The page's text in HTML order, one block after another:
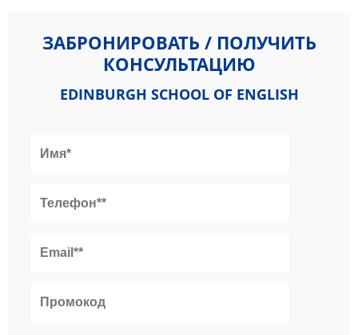
ЗАБРОНИРОВАТЬ / ПОЛУЧИТЬ
КОНСУЛЬТАЦИЮ
EDINBURGH SCHOOL OF ENGLISH